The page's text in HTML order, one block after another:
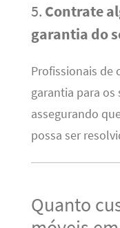
5. Contrate
garantia do
Profissionais de
garantia para os
assegurando
possa ser
Quanto